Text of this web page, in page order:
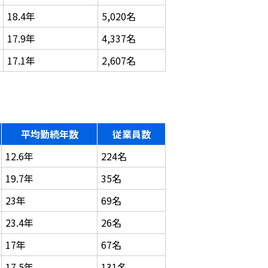
18.4年
5,020名
17.9年
4,337名
17.1年
2,607名
平均勤続年数
従業員数
12.6年
224名
19.7年
35名
23年
69名
23.4年
26名
17年
67名